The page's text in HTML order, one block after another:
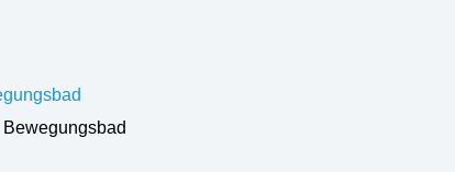
Bewegungsbad